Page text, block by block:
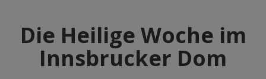
Die Heilige Woche im
Innsbrucker Dom